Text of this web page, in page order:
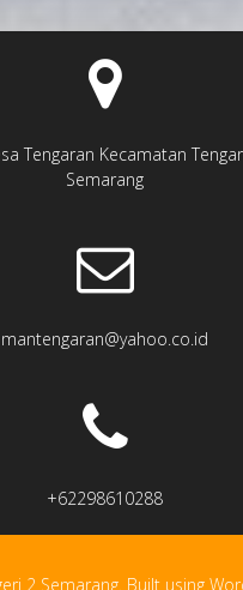
Tengaran Kecamatan
Semarang
mantengaran@yahoo.co.id
+62298610288
2 Semarang. Built using